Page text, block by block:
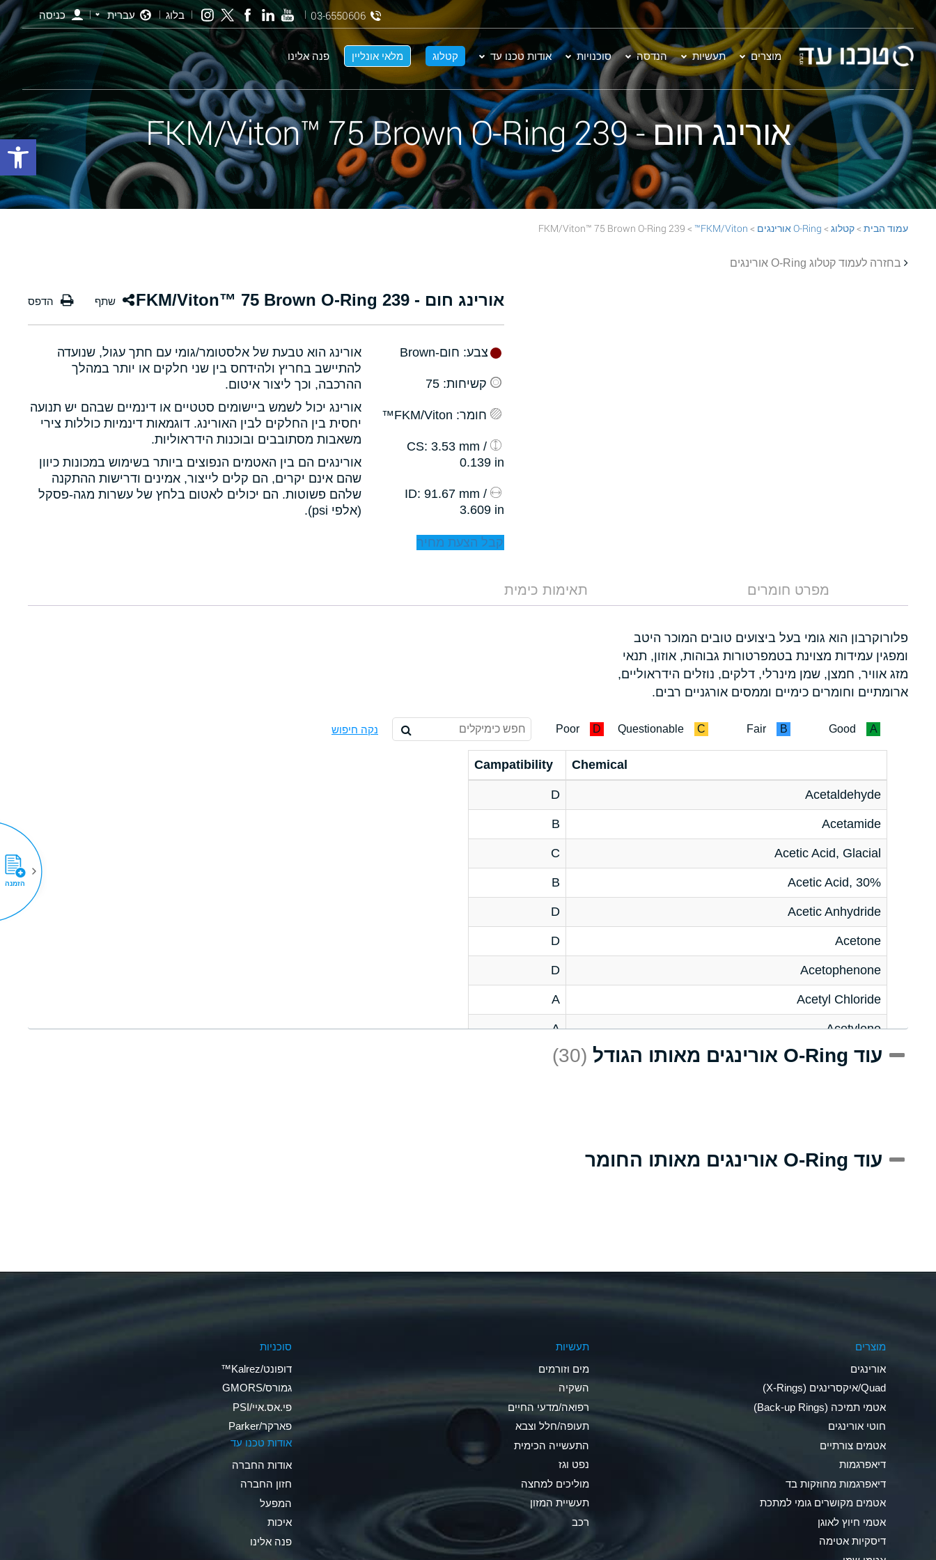
מוצרים תעשיות הנדסה סוכנויות אודות טכנו עד קטלוג מלאי אונליין פנה אלינו
03-6550606 בלוג עברית כניסה
אורינג חום - 239 FKM/Viton™ 75 Brown O-Ring
עמוד הבית >קטלוג > O-Ring אורינגים >
FKM/Viton™
> 239 FKM/Viton™ 75 Brown O-Ring
בחזרה לעמוד קטלוג O-Ring אורינגים
אורינג חום - 239 FKM/Viton™ 75 Brown O-Ring
אורינג הוא טבעת של אלסטומר/גומי עם חתך עגול, שנועדה
להתיישב בחריץ ולהידחס בין שני חלקים או יותר במהלך
ההרכבה, וכך ליצור איטום.
אורינג יכול לשמש ביישומים סטטיים או דינמיים שבהם יש תנועה
יחסית בין החלקים לבין האורינג. דוגמאות דינמיות כוללות צירי
משאבות מסתובבים ובוכנות הידראוליות.
אורינגים הם בין האטמים הנפוצים ביותר בשימוש במכונות כיוון
שהם אינם יקרים, הם קלים לייצור, אמינים ודרישות ההתקנה
שלהם פשוטות. הם יכולים לאטום בלחץ של עשרות מגה-פסקל
(אלפי psi).
צבע: חום-Brown
קשיחות: 75
חומר: FKM/Viton™
: 3.53 mm /
0.139 in
: 91.67 mm /
3.609 in
קבל הצעת מחיר
מפרט חומרים תאימות כימית
פלורוקרבון הוא גומי בעל ביצועים טובים המוכר היטב
ומפגין עמידות מצוינת בטמפרטורות גבוהות, אוזון, תנאי
מזג אוויר, חמצן, שמן מינרלי, דלקים, נוזלים הידראוליים,
ארומתיים וחומרים כימיים וממסים אורגניים רבים.
A
Good
B
Fair
C
Questionable
D
Poor נקה חיפוש
Chemical
Campatibility
Acetaldehyde
D
Acetamide
B
Acetic Acid, Glacial
C
Acetic Acid, 30%
B
Acetic Anhydride
D
Acetone
D
Acetophenone
D
Acetyl Chloride
A
Acetylene
A
Acrlylonitrile
C
Aluminum Acetate (Aqueous)
Ammonia Anhydrous
D
Ammonia Gas (hot)
D
Ammonium Carbonate (Aqueous)
Ammonium Chloride (Aqueous)
A
Ammonium Hydroxide (conc.)
B
Ammonium Nitrate (Aqueous)
Ammonium Nitrite (Aqueous)
A
עוד O-Ring אורינגים מאותו הגודל (30)
עוד O-Ring אורינגים מאותו החומר
מוצרים
אורינגים
Quad/איקסרינגים (X-Rings)
אטמי תמיכה (Back-up Rings)
חוטי אורינגים
אטמים צורתיים
דיאפרגמות
דיאפרגמות מחוזקות בד
אטמים מקושרים גומי למתכת
אטמי חיוץ לאוגן
דיסקיות אטימה
תעשיות
מים וזורמים
השקיה
רפואה/מדעי החיים
תעופה/חלל וצבא
התעשייה הכימית
נפט וגז
מוליכים למחצה
תעשיית המזון
רכב
סוכניות
דופונט/Kalrez™
גמורס/GMORS
פי.אס.איי/PSI
פארקר/Parker
אודות טכנו עד
אודות החברה
חזון החברה
המפעל
איכות
פנה אלינו
הזמנה
פתח